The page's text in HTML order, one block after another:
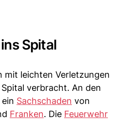
Spital
mit leichten Verletzungen
verbracht. An den
Sachschaden von
Franken. Die Feuerwehr